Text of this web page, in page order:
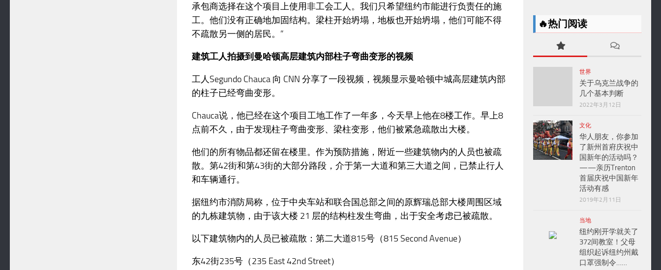
承包商选择在这个项目上使用非工会工人。我们只希望纽约市能进行负责任的施
工。他们没有正确地加固结构。梁柱开始坍塌，地板也开始坍塌，他们可能不得
不疏散另一侧的居民。”
建筑工人拍摄到曼哈顿高层建筑内部柱子弯曲变形的视频
工人Segundo Chauca 向 CNN 分享了一段视频，视频显示曼哈顿中城高层建筑内部
的柱子已经弯曲变形。
Chauca说，他已经在这个项目工地工作了一年多，今天早上他在8楼工作。早上8
点前不久，由于发现柱子弯曲变形、梁柱变形，他们被紧急疏散出大楼。
他们的所有物品都还留在楼里。作为预防措施，附近一些建筑物内的人员也被疏
散。第42街和第43街的大部分路段，介于第一大道和第三大道之间，已禁止行人
和车辆通行。
据纽约市消防局称，位于中央车站和联合国总部之间的原辉瑞总部大楼周围区域
的九栋建筑物，由于该大楼 21 层的结构柱发生弯曲，出于安全考虑已被疏散。
以下建筑物内的人员已被疏散：第二大道815号（815 Second Avenue）
东42街235号（235 East 42nd Street）
🔥热门阅读
世界
关于乌克兰战争的
几个基本判断
2022年3月12日
文化
华人朋友，你参加
了新州首府庆祝中
国新年的活动吗？
——亲历Trenton
首届庆祝中国新年
活动有感
2019年2月11日
当地
纽约刚开学就关了
372间教室！父母
组织起诉纽约州戴
口罩强制令……